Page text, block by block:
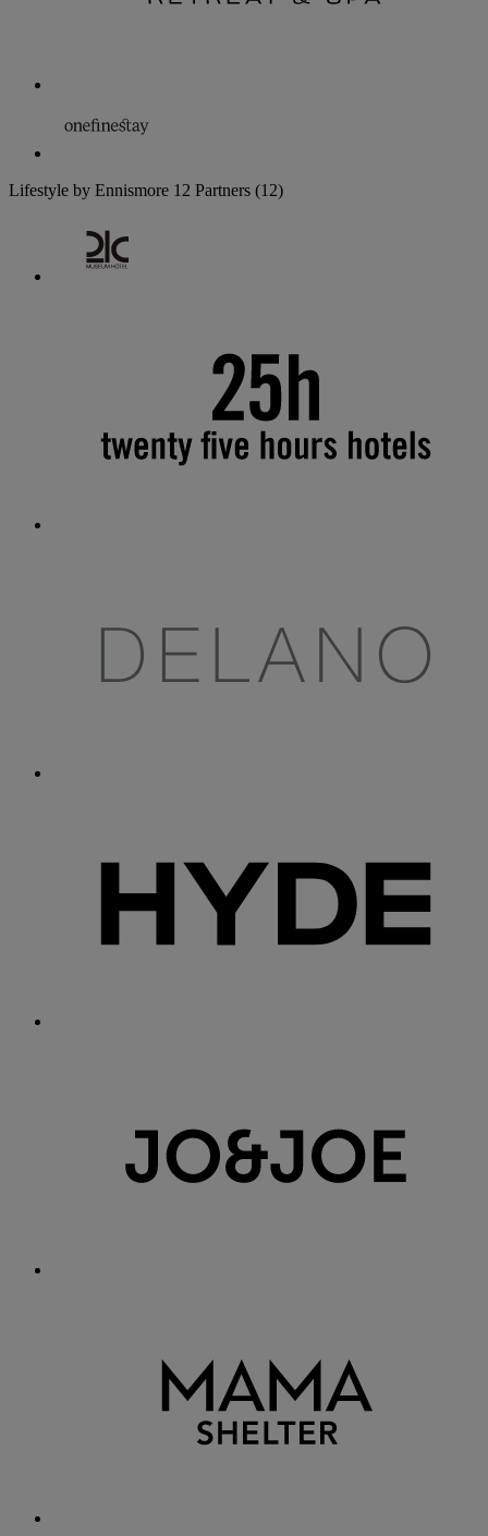
Lifestyle by Ennismore 12 Partners (12)